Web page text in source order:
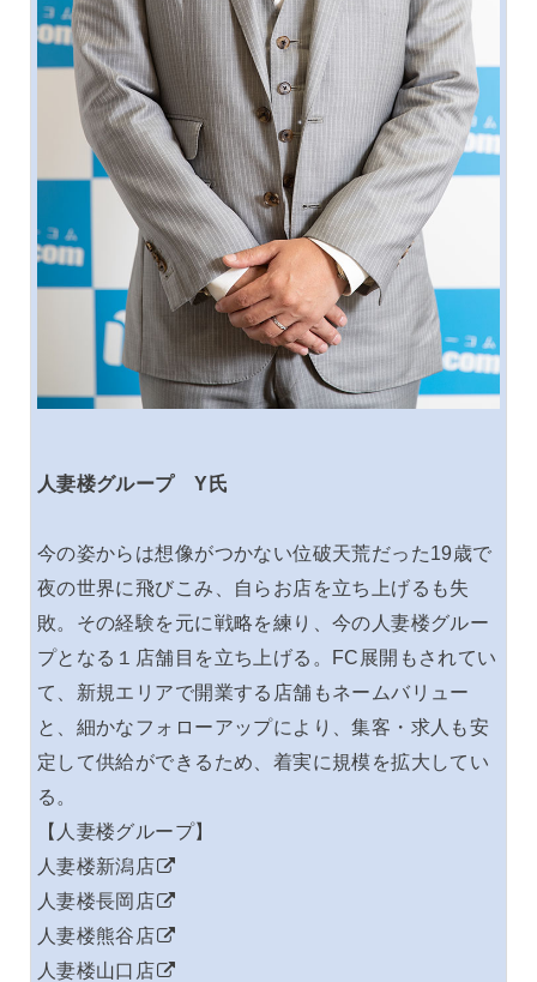
人妻楼グループ Y氏
今の姿からは想像がつかない位破天荒だった19歳で
夜の世界に飛びこみ、自らお店を立ち上げるも失
敗。その経験を元に戦略を練り、今の人妻楼グルー
プとなる１店舗目を立ち上げる。FC展開もされてい
て、新規エリアで開業する店舗もネームバリュー
と、細かなフォローアップにより、集客・求人も安
定して供給ができるため、着実に規模を拡大してい
る。
【人妻楼グループ】
人妻楼新潟店
人妻楼長岡店
人妻楼熊谷店
人妻楼山口店